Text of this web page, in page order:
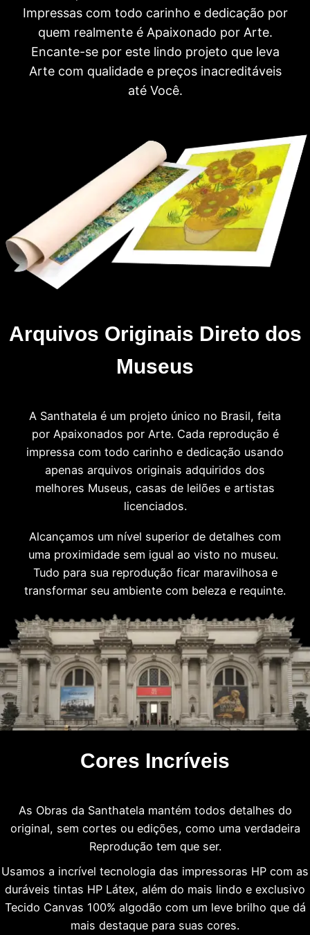
Impressas com todo carinho e dedicação por
quem realmente é Apaixonado por Arte.
Encante-se por este lindo projeto que leva
Arte com qualidade e preços inacreditáveis
até Você.
Arquivos Originais Direto dos
Museus
A Santhatela é um projeto único no Brasil, feita
por Apaixonados por Arte. Cada reprodução é
impressa com todo carinho e dedicação usando
apenas arquivos originais adquiridos dos
melhores Museus, casas de leilões e artistas
licenciados.
Alcançamos um nível superior de detalhes com
uma proximidade sem igual ao visto no museu.
Tudo para sua reprodução ficar maravilhosa e
transformar seu ambiente com beleza e requinte.
Cores Incríveis
As Obras da Santhatela mantém todos detalhes do
original, sem cortes ou edições, como uma verdadeira
Reprodução tem que ser.
Usamos a incrível tecnologia das impressoras HP com as
duráveis tintas HP Látex, além do mais lindo e exclusivo
Tecido Canvas 100% algodão com um leve brilho que dá
mais destaque para suas cores.